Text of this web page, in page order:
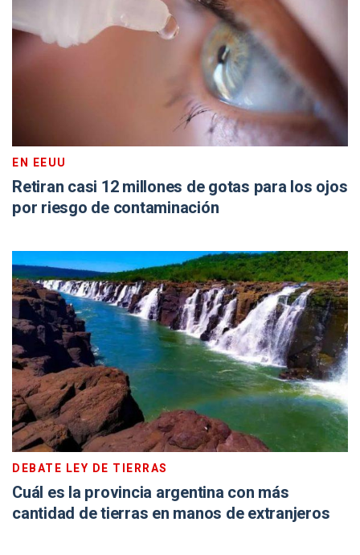
EN EEUU
Retiran casi 12 millones de gotas para los ojos
por riesgo de contaminación
DEBATE LEY DE TIERRAS
Cuál es la provincia argentina con más
cantidad de tierras en manos de extranjeros